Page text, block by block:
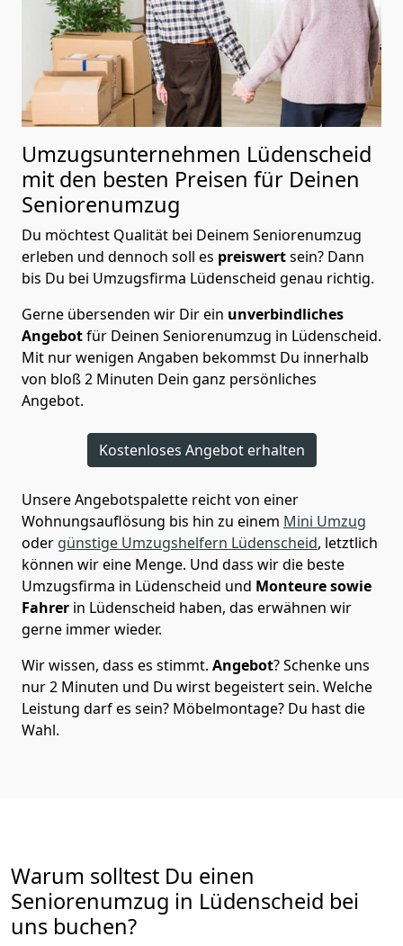
Umzugsunternehmen Lüdenscheid
mit den besten Preisen für Deinen
Seniorenumzug
Du möchtest Qualität bei Deinem Seniorenumzug
erleben und dennoch soll es preiswertsein? Dann
bis Du bei Umzugsfirma Lüdenscheid genau richtig.
Gerne übersenden wir Dir ein unverbindliches
Angebotfür Deinen Seniorenumzug in Lüdenscheid.
Mit nur wenigen Angaben bekommst Du innerhalb
von bloß 2 Minuten Dein ganz persönliches
Angebot.
Kostenloses Angebot erhalten
Unsere Angebotspalette reicht von einer
Wohnungsauflösung bis hin zu einem Mini Umzug
oder günstige Umzugshelfern Lüdenscheid, letztlich
können wir eine Menge. Und dass wir die beste
Umzugsfirma in Lüdenscheid und Monteure sowie
Fahrer in Lüdenscheid haben, das erwähnen wir
gerne immer wieder.
Wir wissen, dass es stimmt. Angebot? Schenke uns
nur 2 Minuten und Du wirst begeistert sein. Welche
Leistung darf es sein? Möbelmontage? Du hast die
Wahl.
Warum solltest Du einen
Seniorenumzug in Lüdenscheid bei
uns buchen?